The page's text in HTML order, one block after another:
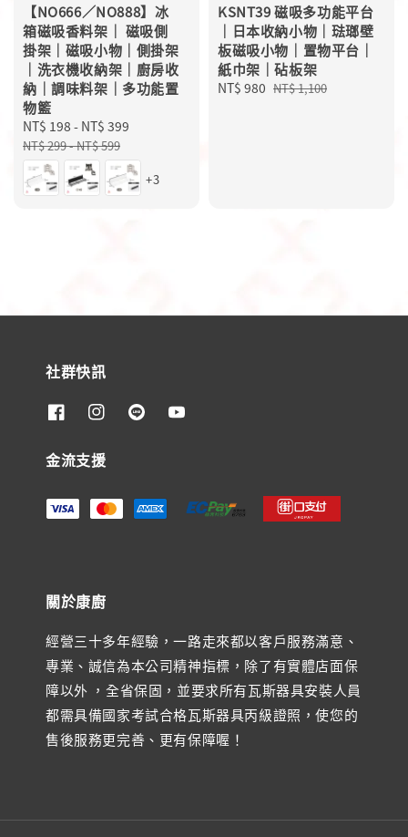
【NO666／NO888】冰
箱磁吸香料架｜ 磁吸側
掛架｜磁吸小物｜側掛架
｜洗衣機收納架｜廚房收
納｜調味料架｜多功能置
物籃
Sale
price
NT$ 198 - NT$ 399
NT$ 299-NT$ 599
+3
KSNT39 磁吸多功能平台
｜日本收納小物｜琺瑯壁
板磁吸小物｜置物平台｜
紙巾架｜砧板架
Sale
NT$ 980 Regular
NT$ 1,100
社群快訊
金流支援
關於康廚
經營三十多年經驗，一路走來都以客戶服務滿意、
專業、誠信為本公司精神指標，除了有實體店面保
障以外 ，全省保固，並要求所有瓦斯器具安裝人員
都需具備國家考試合格瓦斯器具丙級證照，使您的
售後服務更完善、更有保障喔！